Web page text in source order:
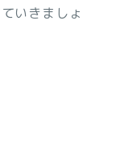
いきましょ